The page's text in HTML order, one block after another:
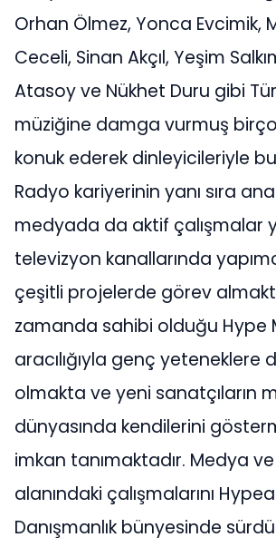
Orhan Ölmez, Yonca Evcimik,
Ceceli, Sinan Akçıl, Yeşim
Atasoy ve Nükhet Duru gibi
müziğine damga vurmuş
konuk ederek dinleyicileriyle
Radyo kariyerinin yanı sıra
medyada da aktif çalışmalar
televizyon kanallarında
çeşitli projelerde görev
zamanda sahibi olduğu Hype
aracılığıyla genç yeteneklere
olmakta ve yeni sanatçıların
dünyasında kendilerini
imkan tanımaktadır. Medya
alanındaki çalışmalarını
Danışmanlık bünyesinde